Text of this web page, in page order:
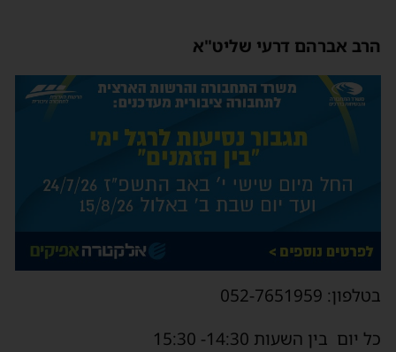
הרב אברהם דרעי שליט"א
בטלפון: 052-7651959
כל יום בין השעות 14:30- 15:30